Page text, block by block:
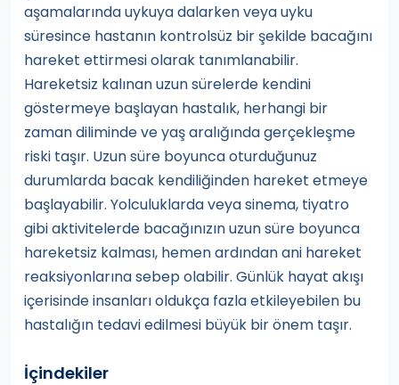
aşamalarında uykuya dalarken veya uyku
süresince hastanın kontrolsüz bir şekilde bacağını
hareket ettirmesi olarak tanımlanabilir.
Hareketsiz kalınan uzun sürelerde kendini
göstermeye başlayan hastalık, herhangi bir
zaman diliminde ve yaş aralığında gerçekleşme
riski taşır. Uzun süre boyunca oturduğunuz
durumlarda bacak kendiliğinden hareket etmeye
başlayabilir. Yolculuklarda veya sinema, tiyatro
gibi aktivitelerde bacağınızın uzun süre boyunca
hareketsiz kalması, hemen ardından ani hareket
reaksiyonlarına sebep olabilir. Günlük hayat akışı
içerisinde insanları oldukça fazla etkileyebilen bu
hastalığın tedavi edilmesi büyük bir önem taşır.
İçindekiler